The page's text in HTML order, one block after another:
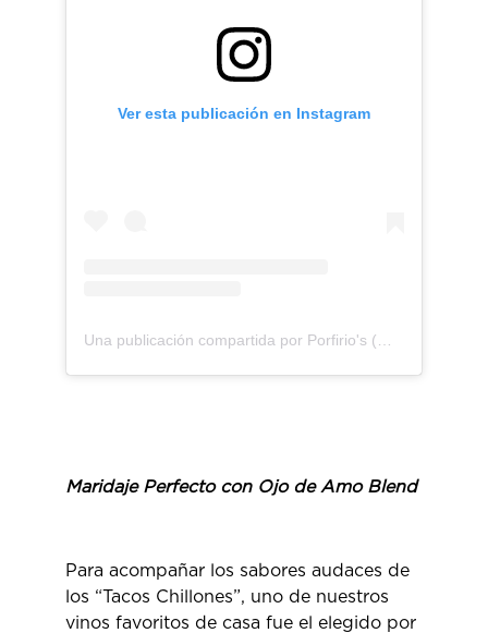
Ver esta publicación en Instagram
Maridaje Perfecto con Ojo de Amo Blend
Para acompañar los sabores audaces de
los “Tacos Chillones”, uno de nuestros
vinos favoritos de casa fue el elegido por